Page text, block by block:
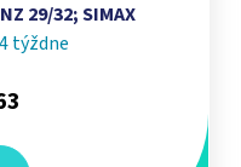
29/32; SIMAX
týždne